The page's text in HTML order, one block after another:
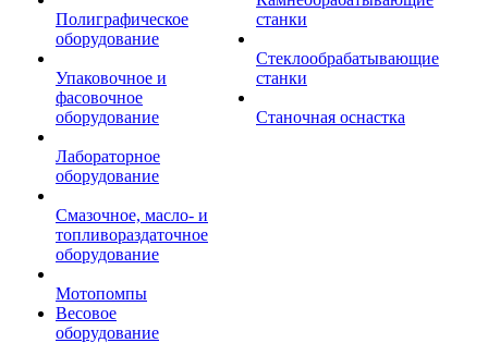
Полиграфическое
оборудование
Упаковочное и
фасовочное
оборудование
Лабораторное
оборудование
Смазочное, масло- и
топливораздаточное
оборудование
Мотопомпы
Весовое
оборудование
станки
Стеклообрабатывающие
станки
Станочная оснастка